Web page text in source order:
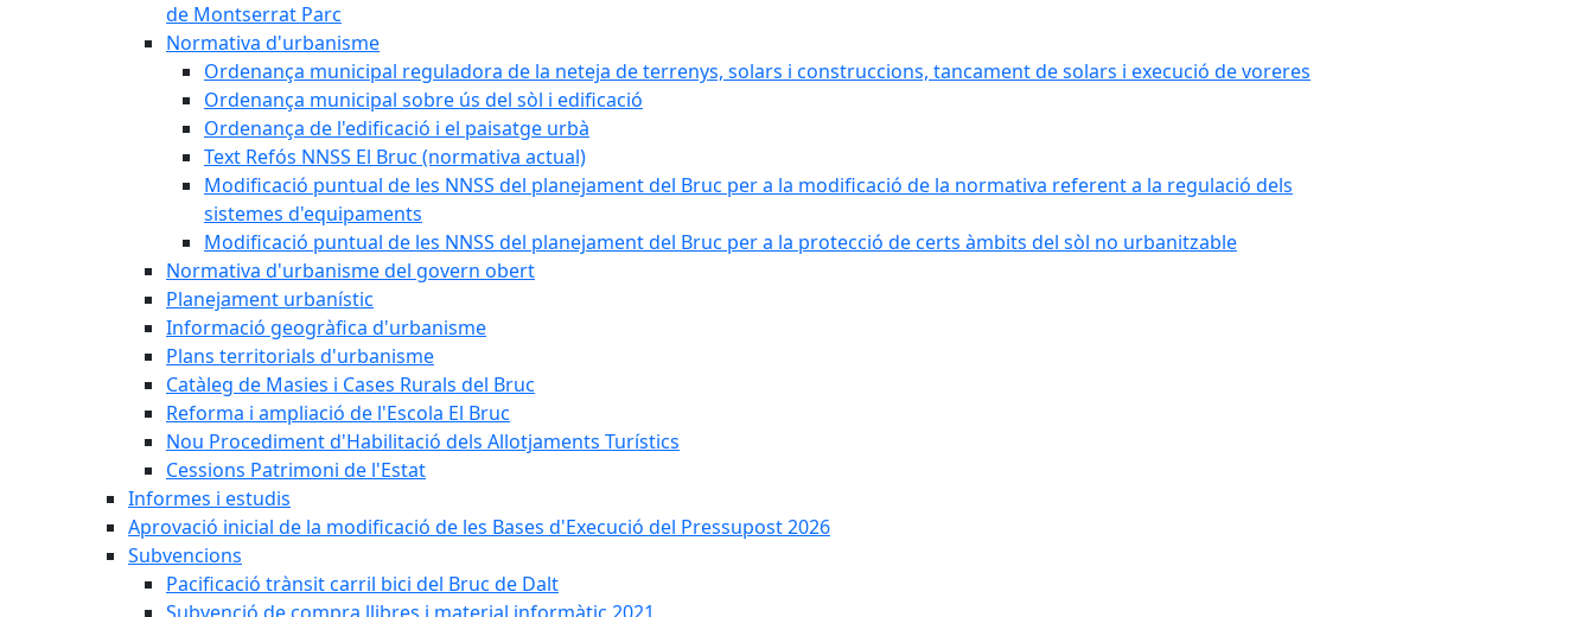
de Montserrat Parc
Normativa d'urbanisme
Ordenança municipal reguladora de la neteja de terrenys, solars i construccions, tancament de solars i execució de voreres
Ordenança municipal sobre ús del sòl i edificació
Ordenança de l'edificació i el paisatge urbà
Text Refós NNSS El Bruc (normativa actual)
Modificació puntual de les NNSS del planejament del Bruc per a la modificació de la normativa referent a la regulació dels
sistemes d'equipaments
Modificació puntual de les NNSS del planejament del Bruc per a la protecció de certs àmbits del sòl no urbanitzable
Normativa d'urbanisme del govern obert
Planejament urbanístic
Informació geogràfica d'urbanisme
Plans territorials d'urbanisme
Catàleg de Masies i Cases Rurals del Bruc
Reforma i ampliació de l'Escola El Bruc
Nou Procediment d'Habilitació dels Allotjaments Turístics
Cessions Patrimoni de l'Estat
Informes i estudis
Aprovació inicial de la modificació de les Bases d'Execució del Pressupost 2026
Subvencions
Pacificació trànsit carril bici del Bruc de Dalt